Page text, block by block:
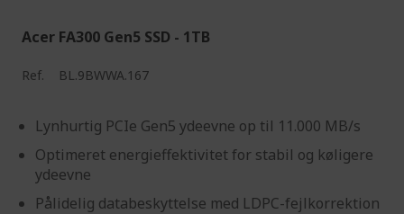
Acer FA300 Gen5 SSD - 1TB
Ref. BL.9BWWA.167
Lynhurtig PCIe Gen5 ydeevne op til 11.000 MB/s
Optimeret energieffektivitet for stabil og køligere
ydeevne
Pålidelig databeskyttelse med LDPC-fejlkorrektion